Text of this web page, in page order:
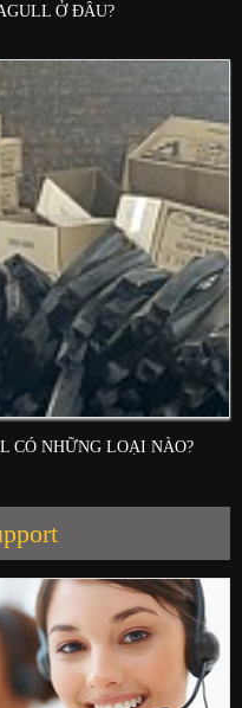
Ở ĐÂU?
CÓ NHỮNG LOẠI NÀO?